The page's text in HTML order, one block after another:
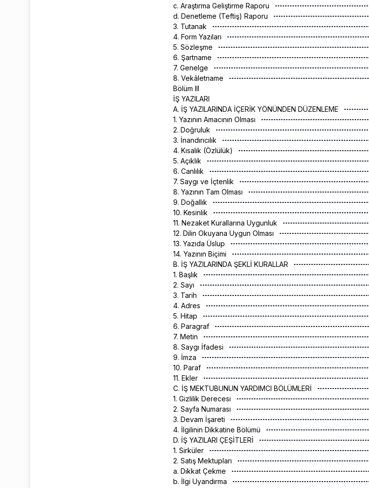
c. Araştırma Geliştirme Raporu
d. Denetleme (Teftiş) Raporu
3. Tutanak
4. Form Yazıları
5. Sözleşme
6. Şartname
7. Genelge
8. Vekâletname
Bölüm III
İŞ YAZILARI
A. İŞ YAZILARINDA İÇERİK YÖNÜNDEN DÜZENLEME
1. Yazının Amacının Olması
2. Doğruluk
3. İnandırıcılık
4. Kısalık (Özlülük)
5. Açıklık
6. Canlılık
7. Saygı ve İçtenlik
8. Yazının Tam Olması
9. Doğallık
10. Kesinlik
11. Nezaket Kurallarına Uygunluk
12. Dilin Okuyana Uygun Olması
13. Yazıda Üslup
14. Yazının Biçimi
B. İŞ YAZILARINDA ŞEKLİ KURALLAR
1. Başlık
2. Sayı
3. Tarih
4. Adres
5. Hitap
6. Paragraf
7. Metin
8. Saygı İfadesi
9. İmza
10. Paraf
11. Ekler
C. İŞ MEKTUBUNUN YARDIMCI BÖLÜMLERİ
1. Gizlilik Derecesi
2. Sayfa Numarası
3. Devam İşareti
4. İlgilinin Dikkatine Bölümü
D. İŞ YAZILARI ÇEŞİTLERİ
1. Sirküler
2. Satış Mektupları
a. Dikkat Çekme
b. İlgi Uyandırma